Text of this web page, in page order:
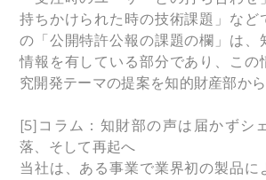
持ちかけられた時の技術課題」など
の「公開特許公報の課題の欄」は、
情報を有している部分であり、この
究開発テーマの提案を知的財産部から
[5]コラム：知財部の声は届かずシ
落、そして再起へ
当社は、ある事業で業界初の製品に